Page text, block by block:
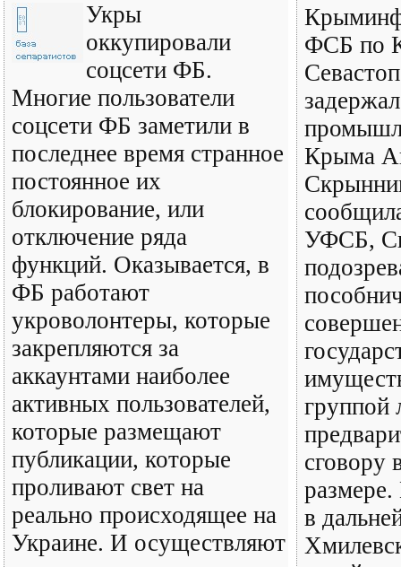
Укры
оккупировали
соцсети ФБ.
Многие пользователи
соцсети ФБ заметили в
последнее время странное
постоянное их
блокирование, или
отключение ряда
функций. Оказывается, в
ФБ работают
укроволонтеры, которые
закрепляются за
аккаунтами наиболее
активных пользователей,
которые размещают
публикации, которые
проливают свет на
реально происходящее на
Украине. И осуществляют
ФСБ по
Крыма
УФСБ,
группой
сговору
в